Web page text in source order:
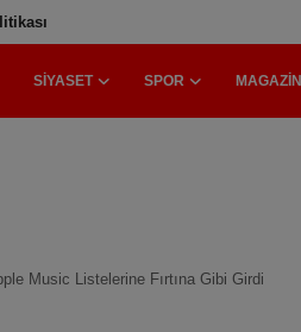
SIYASET SPOR MAGAZIN
Music Listelerine Fırtına Gibi Girdi